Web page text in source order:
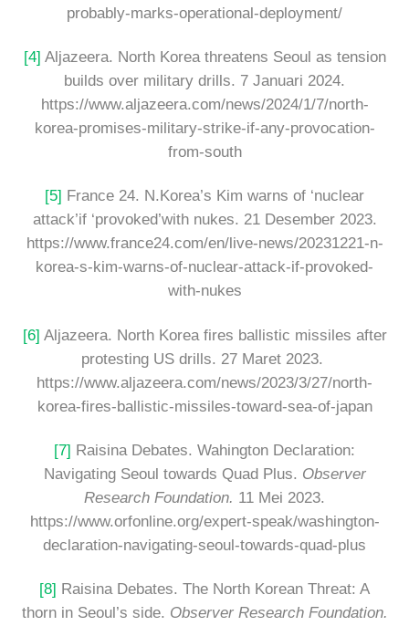
probably-marks-operational-deployment/
[4] Aljazeera. North Korea threatens Seoul as tension
builds over military drills. 7 Januari 2024.
https://www.aljazeera.com/news/2024/1/7/north-
korea-promises-military-strike-if-any-provocation-
from-south
[5] France 24. N.Korea’s Kim warns of ‘nuclear
attack’if ‘provoked’with nukes. 21 Desember 2023.
https://www.france24.com/en/live-news/20231221-n-
korea-s-kim-warns-of-nuclear-attack-if-provoked-
with-nukes
[6] Aljazeera. North Korea fires ballistic missiles after
protesting US drills. 27 Maret 2023.
https://www.aljazeera.com/news/2023/3/27/north-
korea-fires-ballistic-missiles-toward-sea-of-japan
[7] Raisina Debates. Wahington Declaration:
Navigating Seoul towards Quad Plus. Observer
Research Foundation. 11 Mei 2023.
https://www.orfonline.org/expert-speak/washington-
declaration-navigating-seoul-towards-quad-plus
[8] Raisina Debates. The North Korean Threat: A
thorn in Seoul’s side. Observer Research Foundation.